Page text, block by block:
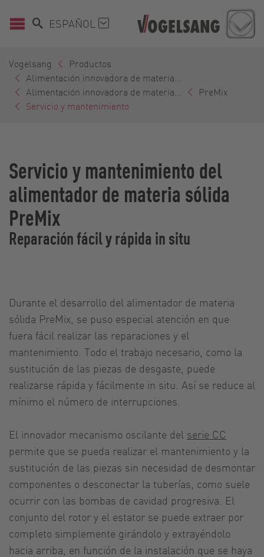
ESPAÑOL
Vogelsang
Productos
Alimentación innovadora de materia...
Alimentación innovadora de materia...
PreMix
Servicio y mantenimiento
Servicio y mantenimiento del
alimentador de materia sólida
PreMix
Reparación fácil y rápida in situ
Durante el desarrollo del alimentador de materia
sólida PreMix, se puso especial atención en que
fuera fácil realizar las reparaciones y el
mantenimiento. Todo el trabajo necesario, como la
sustitución de las piezas de desgaste, puede
realizarse rápida y fácilmente in situ. Así se reduce al
mínimo el número de interrupciones.
El innovador mecanismo oscilante del serie CC
permite que se pueda realizar el mantenimiento y la
sustitución de las piezas sin necesidad de desmontar
componentes o desconectar la tuberías, como suele
ocurrir con las bombas de cavidad progresiva. El
conjunto del rotor y el estator se puede extraer por
completo simplemente girándolo y extrayéndolo
hacia arriba, en función de la instalación que se haya